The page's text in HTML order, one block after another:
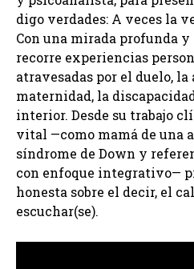
digo verdades: A veces la
Con una mirada profunda
recorre experiencias
atravesadas por el duelo, la
maternidad, la
interior. Desde su trabajo
vital —como mamá de una
síndrome de Down y
con enfoque integrativo—
honesta sobre el decir, el
escuchar(se).